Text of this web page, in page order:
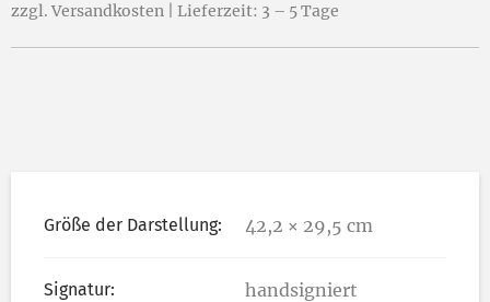
zzgl. Versandkosten | Lieferzeit: 3 – 5 Tage
Größe der Darstellung: 42,2 × 29,5 cm
Signatur: handsigniert